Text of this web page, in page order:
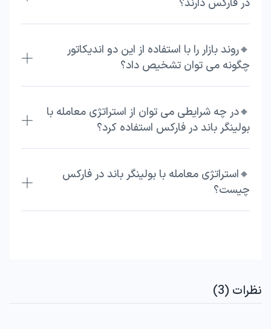
در فارکس دارند؟
🔸روند بازار را با استفاده از این دو اندیکاتور
چگونه می‌ توان تشخیص داد؟
🔸در چه شرایطی می‌ توان از استراتژی معامله با
بولینگر باند در فارکس استفاده کرد؟
🔸استراتژی معامله با بولینگر باند در فارکس
چیست؟
نظرات (3)